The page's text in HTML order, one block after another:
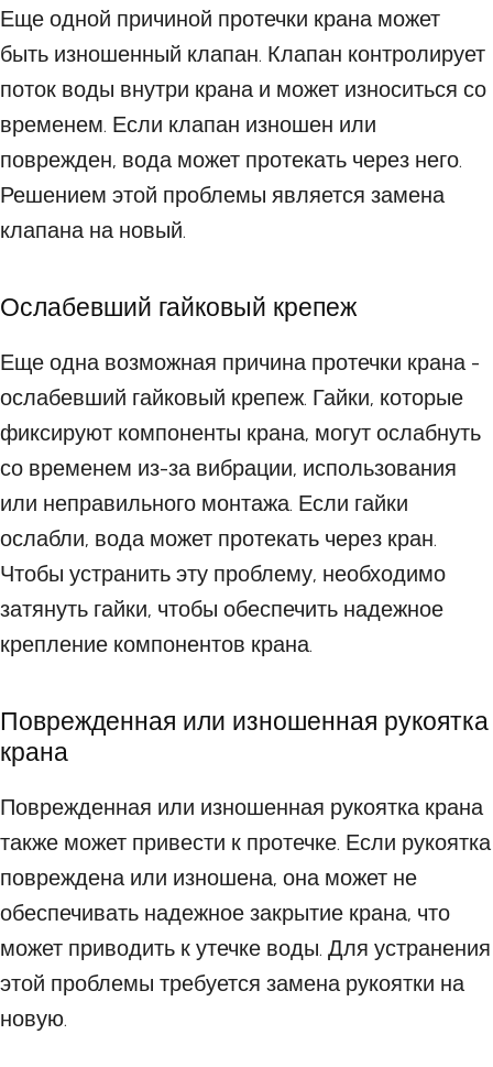
Еще одной причиной протечки крана может
быть изношенный клапан. Клапан контролирует
поток воды внутри крана и может износиться со
временем. Если клапан изношен или
поврежден, вода может протекать через него.
Решением этой проблемы является замена
клапана на новый.
Ослабевший гайковый крепеж
Еще одна возможная причина протечки крана -
ослабевший гайковый крепеж. Гайки, которые
фиксируют компоненты крана, могут ослабнуть
со временем из-за вибрации, использования
или неправильного монтажа. Если гайки
ослабли, вода может протекать через кран.
Чтобы устранить эту проблему, необходимо
затянуть гайки, чтобы обеспечить надежное
крепление компонентов крана.
Поврежденная или изношенная рукоятка
крана
Поврежденная или изношенная рукоятка крана
также может привести к протечке. Если рукоятка
повреждена или изношена, она может не
обеспечивать надежное закрытие крана, что
может приводить к утечке воды. Для устранения
этой проблемы требуется замена рукоятки на
новую.